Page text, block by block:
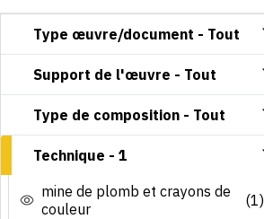
Type œuvre/document - Tout
Support de l'œuvre - Tout
Type de composition - Tout
Technique - 1
mine de plomb et crayons de
couleur
(1)